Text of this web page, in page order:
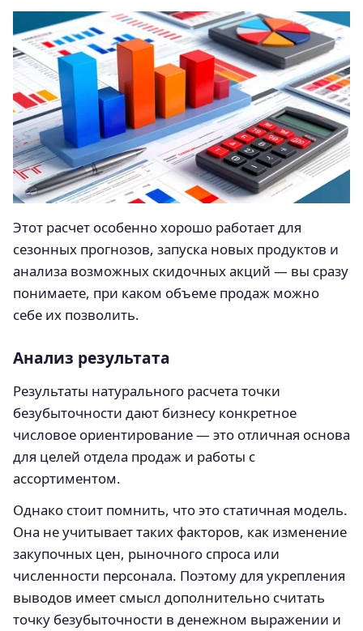
Этот расчет особенно хорошо работает для
сезонных прогнозов, запуска новых продуктов и
анализа возможных скидочных акций — вы сразу
понимаете, при каком объеме продаж можно
себе их позволить.
Анализ результата
Результаты натурального расчета точки
безубыточности дают бизнесу конкретное
числовое ориентирование — это отличная основа
для целей отдела продаж и работы с
ассортиментом.
Однако стоит помнить, что это статичная модель.
Она не учитывает таких факторов, как изменение
закупочных цен, рыночного спроса или
численности персонала. Поэтому для укрепления
выводов имеет смысл дополнительно считать
точку безубыточности в денежном выражении и